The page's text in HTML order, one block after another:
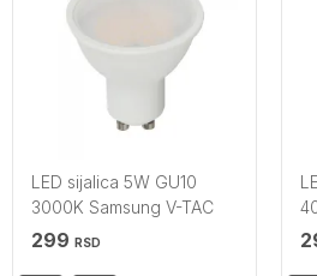
LED sijalica 5W GU10
3000K Samsung V-TAC
299 RSD